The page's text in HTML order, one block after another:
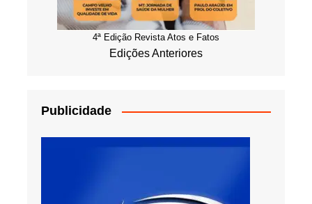
4ª Edição Revista Atos e Fatos
Edições Anteriores
Publicidade